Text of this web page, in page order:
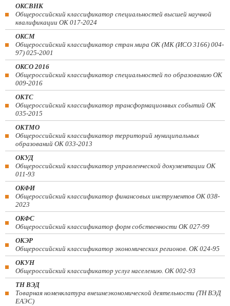
ОКСВНК
Общероссийский классификатор специальностей высшей научной
квалификации ОК 017-2024
ОКСМ
Общероссийский классификатор стран мира ОК (МК (ИСО 3166) 004-
97) 025-2001
ОКСО 2016
Общероссийский классификатор специальностей по образованию ОК
009-2016
ОКТС
Общероссийский классификатор трансформационных событий ОК
035-2015
ОКТМО
Общероссийский классификатор территорий муниципальных
образований ОК 033-2013
ОКУД
Общероссийский классификатор управленческой документации ОК
011-93
ОКФИ
Общероссийский классификатор финансовых инструментов OK 038-
2023
ОКФС
Общероссийский классификатор форм собственности ОК 027-99
ОКЭР
Общероссийский классификатор экономических регионов. ОК 024-95
ОКУН
Общероссийский классификатор услуг населению. ОК 002-93
ТН ВЭД
Товарная номенклатура внешнеэкономической деятельности (ТН ВЭД
ЕАЭС)